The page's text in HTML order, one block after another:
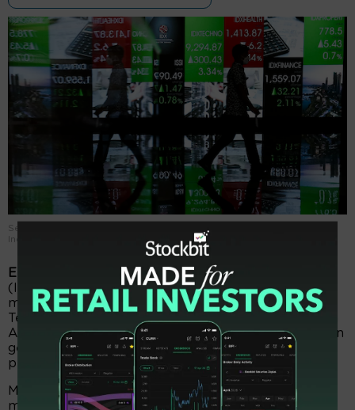
Seseorang berjalan di bagian teras depan gedung Bursa Efek
Indonesia. FOTO - ISTIMEWA
EmitenNews.com -Indeks Harga Saham Gabungan
(IHSG) melonjak 1,21 persen menjadi 6.869. Itu
menyusul intensitas ketegangan geopolitik Timur
Tengah melandai. Kondisi itu tersaji setelah Presiden
Amerika Serikat (AS) Donald Trump mengumumkan
gencatan senjata Iran-Israel, dan menyerukan
perdamaian.
Meski perlu dilihat lagi apakah Israel dan Iran benar
menyetujui, dan akan mematuhi gencatan senjata